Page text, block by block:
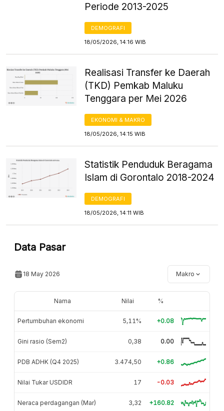
Periode 2013-2025
DEMOGRAFI
18/05/2026, 14:16 WIB
Realisasi Transfer ke Daerah
(TKD) Pemkab Maluku
Tenggara per Mei 2026
EKONOMI & MAKRO
18/05/2026, 14:15 WIB
Statistik Penduduk Beragama
Islam di Gorontalo 2018-2024
DEMOGRAFI
18/05/2026, 14:11 WIB
Data Pasar
18 May 2026 Makro
Nama Nilai %
Pertumbuhan ekonomi 5,11% +0.08
Gini rasio (Sem2) 0,38 0.00
PDB ADHK (Q4 2025) 3.474,50 +0.86
Nilai Tukar USDIDR 17 -0.03
Neraca perdagangan (Mar) 3,32 +160.82